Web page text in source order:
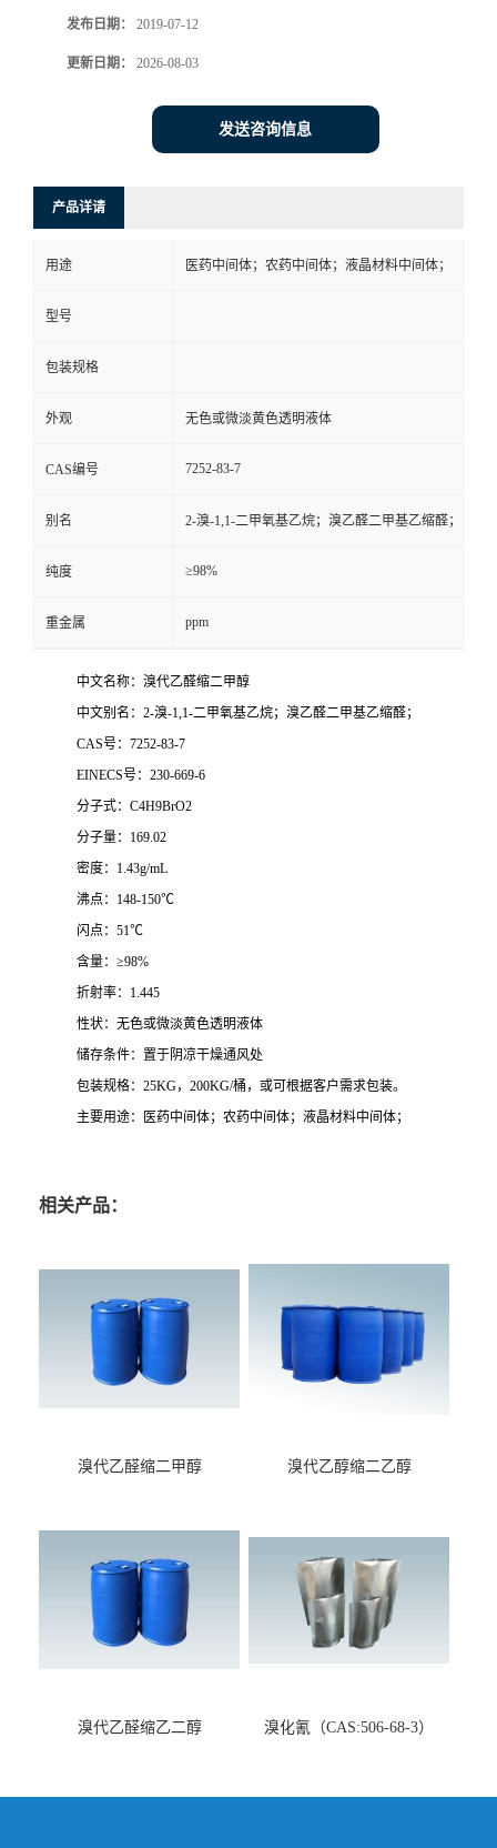
发布日期： 2019-07-12
更新日期： 2026-08-03
发送咨询信息
产品详请
用途 医药中间体；农药中间体；液晶材料中间体；
型号
包装规格
外观 无色或微淡黄色透明液体
CAS编号 7252-83-7
别名 2-溴-1,1-二甲氧基乙烷；溴乙醛二甲基乙缩醛；
纯度 ≥98%
重金属 ppm
中文名称：溴代乙醛缩二甲醇
中文别名：2-溴-1,1-二甲氧基乙烷；溴乙醛二甲基乙缩醛；
CAS号：7252-83-7
EINECS号：230-669-6
分子式：C4H9BrO2
分子量：169.02
密度：1.43g/mL
沸点：148-150℃
闪点：51℃
含量：≥98%
折射率：1.445
性状：无色或微淡黄色透明液体
储存条件：置于阴凉干燥通风处
包装规格：25KG，200KG/桶，或可根据客户需求包装。
主要用途：医药中间体；农药中间体；液晶材料中间体；
相关产品：
溴代乙醛缩二甲醇
溴代乙醇缩二乙醇
溴代乙醛缩乙二醇
溴化氰（CAS:506-68-3）